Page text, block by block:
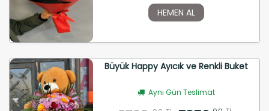
HEMEN AL
Büyük Happy Ayıcık ve Renkli Buket
Aynı Gün Teslimat